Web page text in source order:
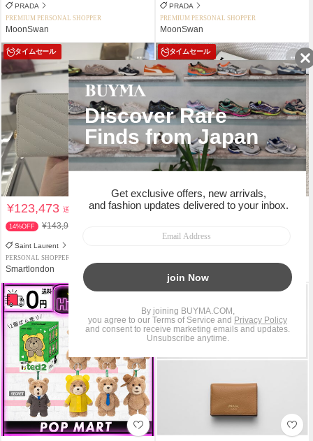
PRADA
PREMIUM PERSONAL SHOPPER
MoonSwan
PRADA
PREMIUM PERSONAL SHOPPER
MoonSwan
タイムセール
¥123,473送料込
14%OFF ¥143,900
Saint Laurent
PERSONAL SHOPPER
Smartlondon
タイムセール
¥54,520送料込
タイムセール